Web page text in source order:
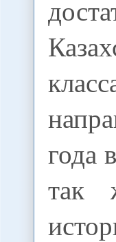
года
так